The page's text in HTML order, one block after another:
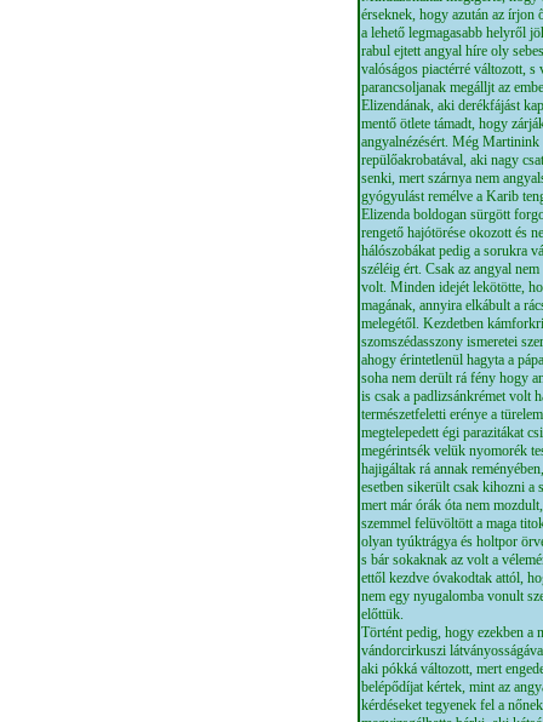
érseknek, hogy azután az írjon
a lehető legmagasabb helyről
rabul ejtett angyal híre oly
valóságos piactérré változott,
parancsoljanak megálljt az
Elizendának, aki derékfájást
mentő ötlete támadt, hogy
angyalnézésért. Még
repülőakrobatával, aki nagy
senki, mert szárnya nem
gyógyulást remélve a Karib
Elizenda boldogan sürgött
rengető hajótörése okozott és
hálószobákat pedig a sorukra
széléig ért. Csak az angyal
volt. Minden idejét lekötötte,
magának, annyira elkábult a
melegétől. Kezdetben
szomszédasszony ismeretei
ahogy érintetlenül hagyta a
soha nem derült rá fény hogy
is csak a padlizsánkrémet volt
természetfeletti erénye a
megtelepedett égi parazitákat
megérintsék velük nyomorék
hajigáltak rá annak
esetben sikerült csak kihozni
mert már órák óta nem
szemmel felüvöltött a maga
olyan tyúktrágya és holtpor
s bár sokaknak az volt a
ettől kezdve óvakodtak attól,
nem egy nyugalomba vonult
előttük.
Történt pedig, hogy ezekben a
vándorcirkuszi
aki pókká változott, mert
belépődíjat kértek, mint az
kérdéseket tegyenek fel a